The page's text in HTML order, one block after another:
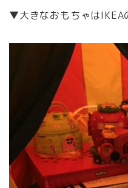
▼大きなおもちゃはIKEA